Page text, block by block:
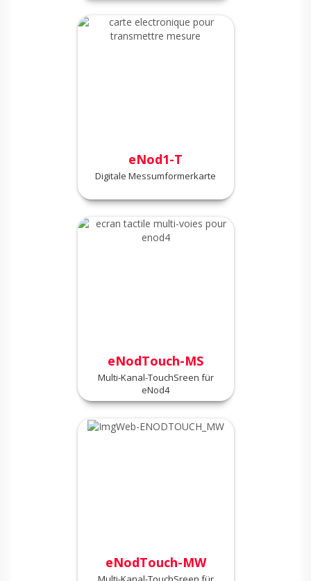
eNod1-T
Digitale Messumformerkarte
eNodTouch-MS
Multi-Kanal-TouchSreen für
eNod4
eNodTouch-MW